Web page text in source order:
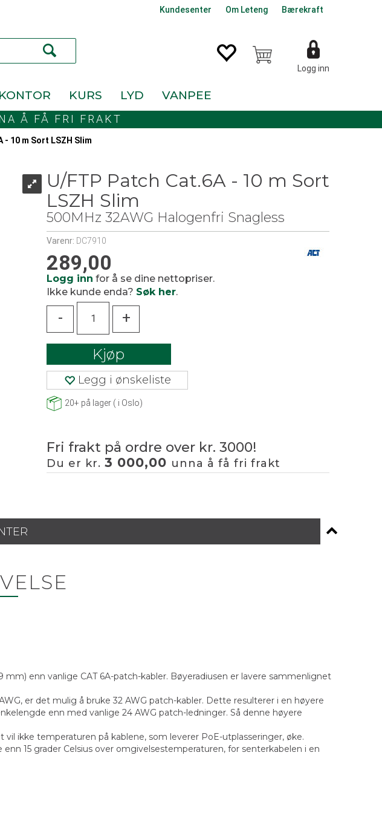
Kundesenter Om Leteng Bærekraft
Logg inn
KONTOR KURS LYD VANPEE
Å FÅ FRI FRAKT
- 10 m Sort LSZH Slim
U/FTP Patch Cat.6A - 10 m Sort
LSZH Slim
500MHz 32AWG Halogenfri Snagless
Varenr: DC7910
289,00
Logg inn for å se dine nettopriser.
Ikke kunde enda? Søk her.
- +
Kjøp
Legg i ønskeliste
20+ på lager ( i Oslo)
Fri frakt på ordre over kr. 3000!
Du er kr. 3 000,00 unna å få fri frakt
enn vanlige CAT 6A-patch-kabler. Bøyeradiusen er lavere sammenlignet
er det mulig å bruke 32 AWG patch-kabler. Dette resulterer i en høyere
enn med vanlige 24 AWG patch-ledninger. Så denne høyere
ikke temperaturen på kablene, som leverer PoE-utplasseringer, øke.
15 grader Celsius over omgivelsestemperaturen, for senterkabelen i en